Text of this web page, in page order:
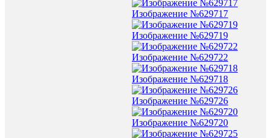
Изображение №629717
Изображение №629719
Изображение №629722
Изображение №629718
Изображение №629726
Изображение №629720